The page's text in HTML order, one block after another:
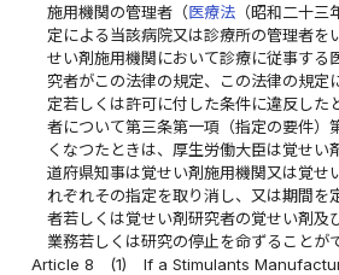
施用機関の管理者（医療法 （昭和二十
定による当該病院又は診療所の管理者を
せい剤施用機関において診療に従事する
究者がこの法律の規定、この法律の規定
定若しくは許可に付した条件に違反した
者について第三条第一項（指定の要件）
くなつたときは、厚生労働大臣は覚せい
道府県知事は覚せい剤施用機関又は覚せ
れぞれその指定を取り消し、又は期間を
者若しくは覚せい剤研究者の覚せい剤及
業務若しくは研究の停止を命ずることが
Article 8
(1)
If a Stimulants